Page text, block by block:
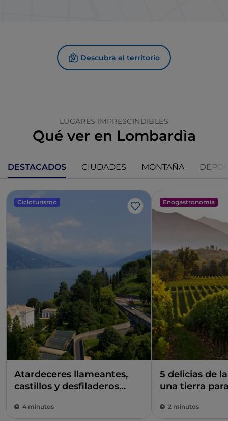
Descubra el territorio
LUGARES IMPRESCINDIBLES
Qué ver en Lombardìa
DESTACADOS CIUDADES MONTAÑA
Cicloturismo
Me gusta
Atardeceres llameantes,
castillos y desfiladeros
un cuadro? No, es la
4 minutos
Enogastronomía
5 delicias de
una tierra
2 minutos